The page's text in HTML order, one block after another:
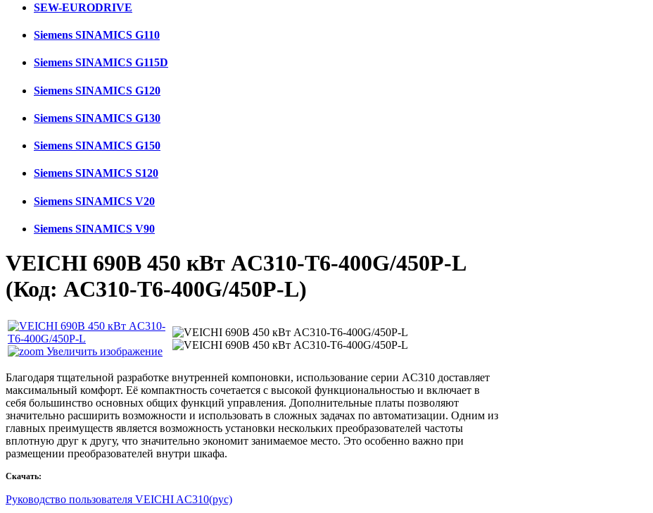
SEW-EURODRIVE
Siemens SINAMICS G110
Siemens SINAMICS G115D
Siemens SINAMICS G120
Siemens SINAMICS G130
Siemens SINAMICS G150
Siemens SINAMICS S120
Siemens SINAMICS V20
Siemens SINAMICS V90
VEICHI 690В 450 кВт AC310-T6-400G/450P-L
(Код: AC310-T6-400G/450P-L)
Увеличить изображение
Благодаря тщательной разработке внутренней компоновки, использование серии AC310 доставляет
максимальный комфорт. Её компактность сочетается с высокой функциональностью и включает в
себя большинство основных общих функций управления. Дополнительные платы позволяют
значительно расширить возможности и использовать в сложных задачах по автоматизации. Одним из
главных преимуществ является возможность установки нескольких преобразователей частоты
вплотную друг к другу, что значительно экономит занимаемое место. Это особенно важно при
размещении преобразователей внутри шкафа.
Скачать:
Руководство пользователя VEICHI AC310(рус)